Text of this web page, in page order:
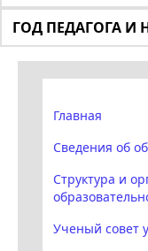
ГОД ПЕДАГОГА И
Главная
Сведения об
Структура и
Ученый совет